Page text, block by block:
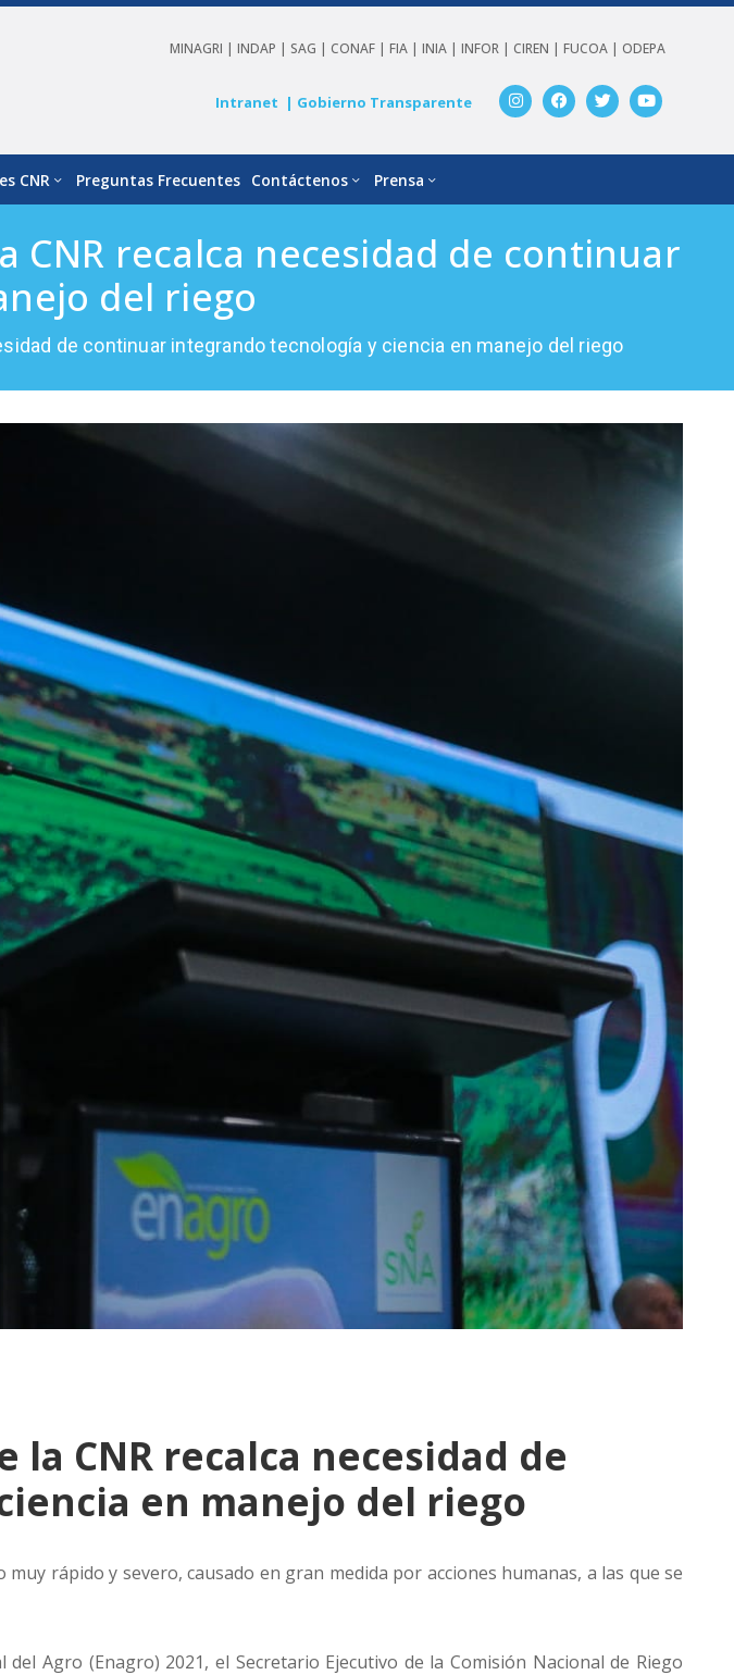
MINAGRI |INDAP | SAG | CONAF |FIA |INIA |INFOR | CIREN |FUCOA | ODEPA
Intranet | Gobierno Transparente
CNR Preguntas Frecuentes Contáctenos Prensa
CNR recalca necesidad de continuar
del riego
de continuar integrando tecnología y ciencia en manejo del riego
la CNR recalca necesidad de
en manejo del riego
rápido y severo, causado en gran medida por acciones humanas, a las que se
Agro (Enagro) 2021, el Secretario Ejecutivo de la Comisión Nacional de Riego